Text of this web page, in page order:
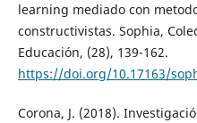
learning mediado con
constructivistas. Sophia,
Educación, (28), 139-162.
https://doi.org/10.17163/
Corona, J. (2018).